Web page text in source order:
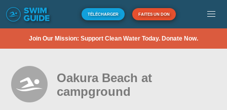
TÉLÉCHARGER FAITES UN DON
Join Our Mission: Support Clean Water Today. Donate Now.
Oakura Beach at
campground